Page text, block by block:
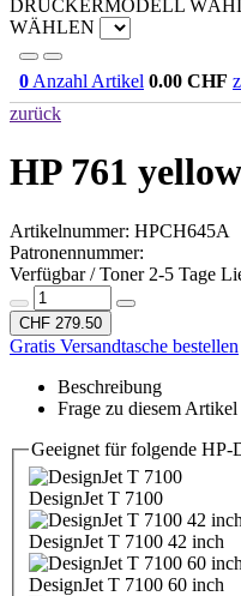
DRUCKERMODELL
WÄHLEN
0 Anzahl Artikel 0.00 CHF
zurück
HP 761 yellow
Artikelnummer: HPCH645A
Patronennummer:
Verfügbar / Toner 2-5 Tage
CHF 279.50
Gratis Versandtasche bestellen
Beschreibung
Frage zu diesem Artikel
Geeignet für folgende HP-
DesignJet T 7100
DesignJet T 7100 42 inch
DesignJet T 7100 60 inch